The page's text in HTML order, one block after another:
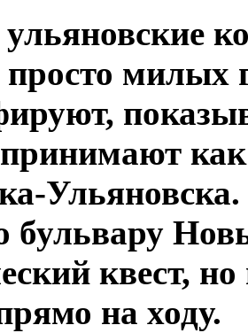
просто милых
бульвару
квест,
на ходу.